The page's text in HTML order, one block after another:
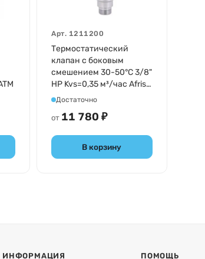
Термостатический
клапан с боковым
смешением 30-50°С 3/8"
HP Kvs=0,35 м³/час Afriso
ATM 112 1211200
Достаточно
Арт. 1211200
от 11 780 ₽
В корзину
ИНФОРМАЦИЯ ПОМОЩЬ